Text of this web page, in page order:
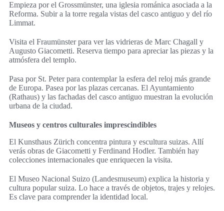
Empieza por el Grossmünster, una iglesia románica asociada a la
Reforma. Subir a la torre regala vistas del casco antiguo y del río
Limmat.
Visita el Fraumünster para ver las vidrieras de Marc Chagall y
Augusto Giacometti. Reserva tiempo para apreciar las piezas y la
atmósfera del templo.
Pasa por St. Peter para contemplar la esfera del reloj más grande
de Europa. Pasea por las plazas cercanas. El Ayuntamiento
(Rathaus) y las fachadas del casco antiguo muestran la evolución
urbana de la ciudad.
Museos y centros culturales imprescindibles
El Kunsthaus Zürich concentra pintura y escultura suizas. Allí
verás obras de Giacometti y Ferdinand Hodler. También hay
colecciones internacionales que enriquecen la visita.
El Museo Nacional Suizo (Landesmuseum) explica la historia y
cultura popular suiza. Lo hace a través de objetos, trajes y relojes.
Es clave para comprender la identidad local.